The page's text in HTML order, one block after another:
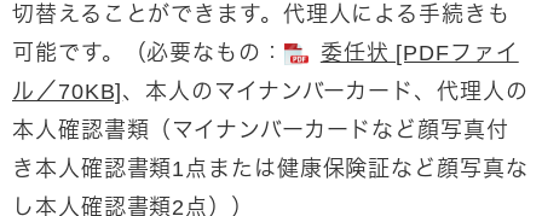
切替えることができます。代理人による手続きも
可能です。（必要なもの：
委任状 [PDFファイ
ル／70KB]、本人のマイナンバーカード、代理人の
本人確認書類（マイナンバーカードなど顔写真付
き本人確認書類1点または健康保険証など顔写真な
し本人確認書類2点））